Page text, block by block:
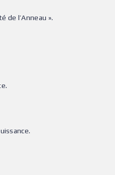
de l’Anneau ».